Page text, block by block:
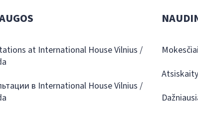
at International House Vilnius /
в International House Vilnius /